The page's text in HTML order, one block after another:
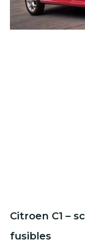
Citroen C1 –
fusibles